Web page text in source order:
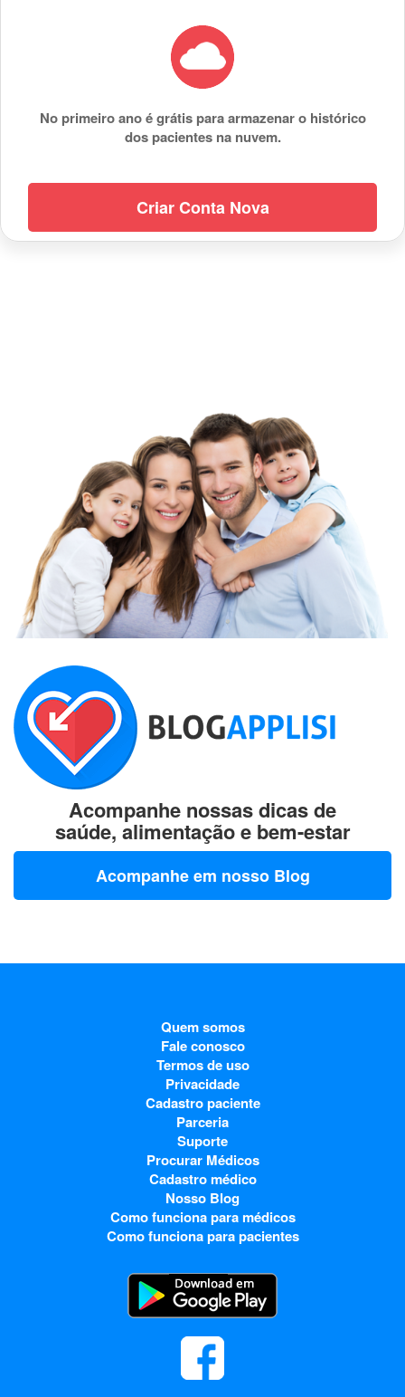
No primeiro ano é grátis para armazenar o histórico
dos pacientes na nuvem.
Criar Conta Nova
Acompanhe nossas dicas de
saúde, alimentação e bem-estar
Acompanhe em nosso Blog
Quem somos
Fale conosco
Termos de uso
Privacidade
Cadastro paciente
Parceria
Suporte
Procurar Médicos
Cadastro médico
Nosso Blog
Como funciona para médicos
Como funciona para pacientes